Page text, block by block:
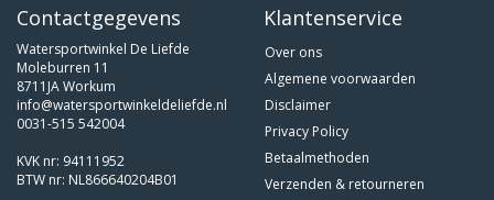
Contactgegevens
Watersportwinkel De Liefde
Moleburren 11
8711JA Workum
info@watersportwinkeldeliefde.nl
0031-515 542004
KVK nr: 94111952
BTW nr: NL866640204B01
Klantenservice
Over ons
Algemene voorwaarden
Disclaimer
Privacy Policy
Betaalmethoden
Verzenden & retourneren